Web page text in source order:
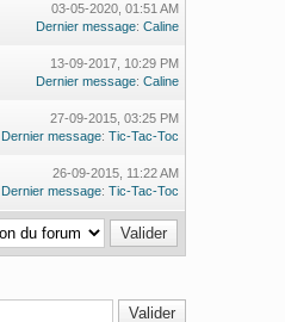
03-05-2020, 01:51 AM
Dernier message: Caline
13-09-2017, 10:29 PM
Dernier message: Caline
27-09-2015, 03:25 PM
Dernier message: Tic-Tac-Toc
26-09-2015, 11:22 AM
Dernier message: Tic-Tac-Toc